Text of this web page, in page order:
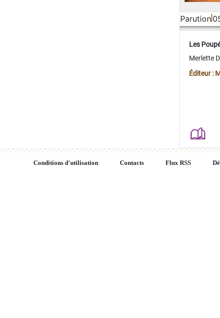
Parution
Les
Merlette
Éditeur :
Conditions d'utilisation Contacts Flux RSS